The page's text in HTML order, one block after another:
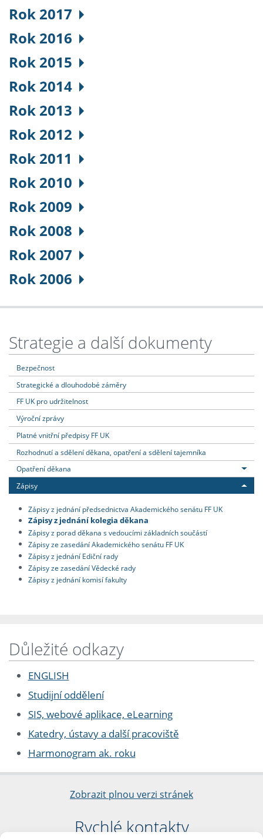
Rok 2017
Rok 2016
Rok 2015
Rok 2014
Rok 2013
Rok 2012
Rok 2011
Rok 2010
Rok 2009
Rok 2008
Rok 2007
Rok 2006
Strategie a další dokumenty
Bezpečnost
Strategické a dlouhodobé záměry
FF UK pro udržitelnost
Výroční zprávy
Platné vnitřní předpisy FF UK
Rozhodnutí a sdělení děkana, opatření a sdělení tajemníka
Opatření děkana
Zápisy
Zápisy z jednání předsednictva Akademického senátu FF UK
Zápisy z jednání kolegia děkana
Zápisy z porad děkana s vedoucími základních součástí
Zápisy ze zasedání Akademického senátu FF UK
Zápisy z jednání Ediční rady
Zápisy ze zasedání Vědecké rady
Zápisy z jednání komisí fakulty
Důležité odkazy
ENGLISH
Studijní oddělení
SIS, webové aplikace, eLearning
Katedry, ústavy a další pracoviště
Harmonogram ak. roku
Zobrazit plnou verzi stránek
Rychlé kontakty